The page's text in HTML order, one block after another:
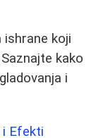
koji
kako
i
i Efekti